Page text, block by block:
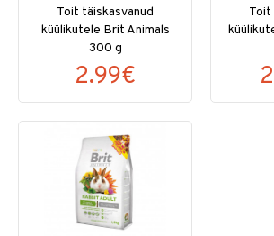
Toit täiskasvanud
küülikutele Brit Animals
300 g
2.99€
Toit